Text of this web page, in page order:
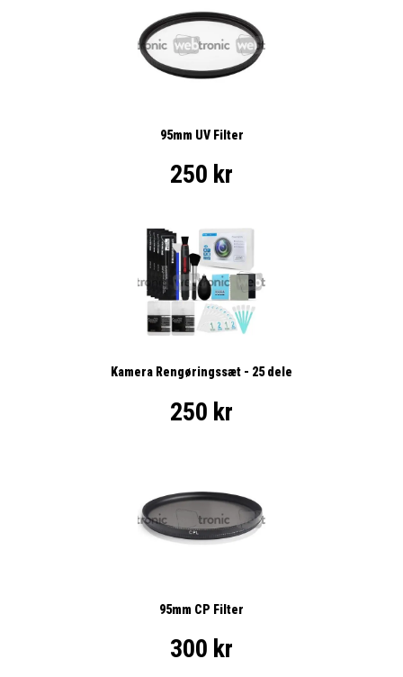
95mm UV Filter
250 kr
Kamera Rengøringssæt - 25 dele
250 kr
95mm CP Filter
300 kr